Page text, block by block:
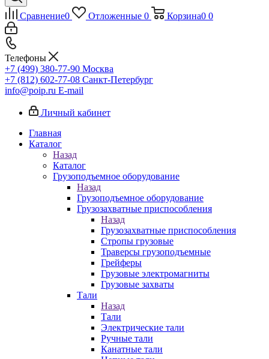
Сравнение0 Отложенные 0 Корзина0 0
Телефоны
+7 (499) 380-77-90 Москва
+7 (812) 602-77-08 Санкт-Петербург
info@poip.ru E-mail
Личный кабинет
Главная
Каталог
Назад
Каталог
Грузоподъемное оборудование
Назад
Грузоподъемное оборудование
Грузозахватные приспособления
Назад
Грузозахватные приспособления
Стропы грузовые
Траверсы грузоподъемные
Грейферы
Грузовые электромагниты
Грузовые захваты
Тали
Назад
Тали
Электрические тали
Ручные тали
Канатные тали